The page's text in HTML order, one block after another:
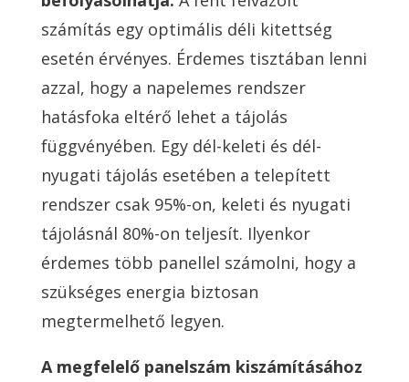
számítás egy optimális déli kitettség
esetén érvényes. Érdemes tisztában lenni
azzal, hogy a napelemes rendszer
hatásfoka eltérő lehet a tájolás
függvényében. Egy dél-keleti és dél-
nyugati tájolás esetében a telepített
rendszer csak 95%-on, keleti és nyugati
tájolásnál 80%-on teljesít. Ilyenkor
érdemes több panellel számolni, hogy a
szükséges energia biztosan
megtermelhető legyen.
A megfelelő panelszám kiszámításához